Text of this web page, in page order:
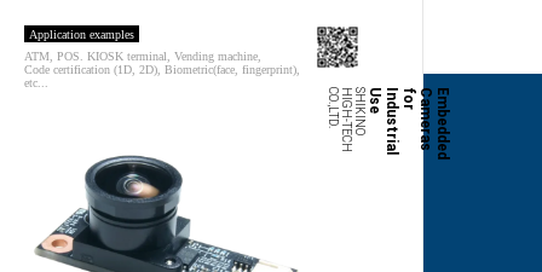
Application examples
ATM, POS. KIOSK terminal, Vending machine,
Code certification (1D, 2D), Biometric(face, fingerprint),
etc...
E
m
b
e
d
d
e
d
C
a
m
e
r
a
s
f
o
r
I
n
d
u
s
t
r
i
a
l
U
s
e
S
H
I
K
I
N
O
H
I
G
H
-
T
E
C
H
C
O
.,L
T
D
.